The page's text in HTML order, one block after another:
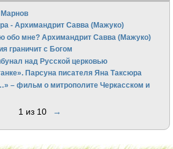
- Архимандрит Савва (Мажуко)
обо мне? Архимандрит Савва (Мажуко)
граничит с Богом
над Русской церковью
Парсуна писателя Яна Таксюра
– фильм о митрополите Черкасском и
1 из 10 →